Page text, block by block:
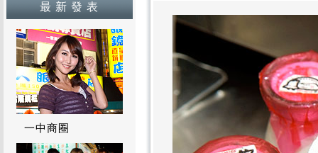
最 新 發 表
一中商圈